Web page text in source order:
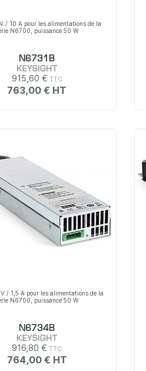
/ 10 A pour les alimentations de la
N6700, puissance 50 W
N6731B
KEYSIGHT
915,60 €
763,00 €
/ 1,5 A pour les alimentations de la
N6700, puissance 50 W
N6734B
KEYSIGHT
916,80 €
764,00 €